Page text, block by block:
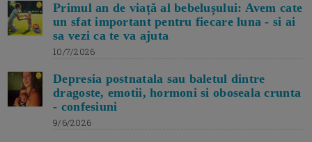
Primul an de viață al bebelușului: Avem cate
un sfat important pentru fiecare luna - si ai
sa vezi ca te va ajuta
10/7/2026
Depresia postnatala sau baletul dintre
dragoste, emotii, hormoni si oboseala crunta
- confesiuni
9/6/2026